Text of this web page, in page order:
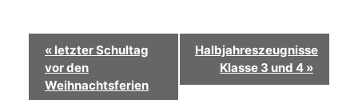
Termin-
Navigation
« letzter Schultag
vor den
Weihnachtsferien
Halbjahreszeugnisse
Klasse 3 und 4 »